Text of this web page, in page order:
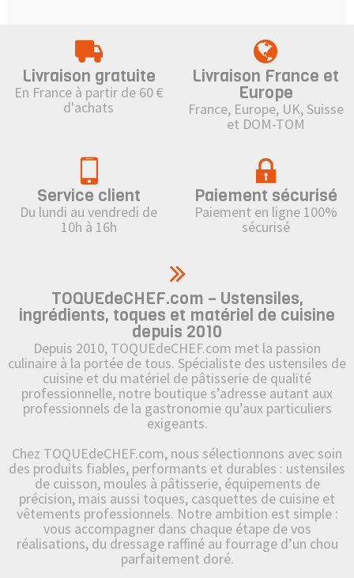
Livraison gratuite
En France à partir de 60 €
d'achats
Livraison France et
Europe
France, Europe, UK, Suisse
et DOM-TOM
Service client
Du lundi au vendredi de
10h à 16h
Paiement sécurisé
Paiement en ligne 100%
sécurisé
TOQUEdeCHEF.com – Ustensiles,
ingrédients, toques et matériel de cuisine
depuis 2010
Depuis 2010, TOQUEdeCHEF.com met la passion
culinaire à la portée de tous. Spécialiste des ustensiles de
cuisine et du matériel de pâtisserie de qualité
professionnelle, notre boutique s’adresse autant aux
professionnels de la gastronomie qu’aux particuliers
exigeants.
Chez TOQUEdeCHEF.com, nous sélectionnons avec soin
des produits fiables, performants et durables : ustensiles
de cuisson, moules à pâtisserie, équipements de
précision, mais aussi toques, casquettes de cuisine et
vêtements professionnels. Notre ambition est simple :
vous accompagner dans chaque étape de vos
réalisations, du dressage raffiné au fourrage d’un chou
parfaitement doré.